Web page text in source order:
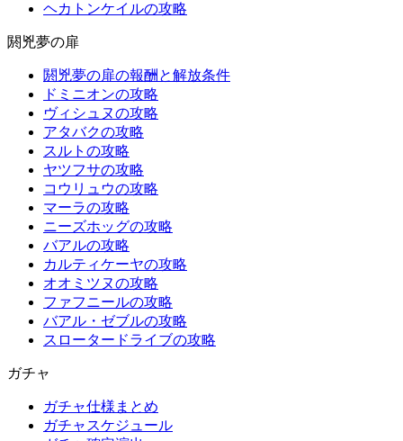
ヘカトンケイルの攻略
閼兇夢の扉
閼兇夢の扉の報酬と解放条件
ドミニオンの攻略
ヴィシュヌの攻略
アタバクの攻略
スルトの攻略
ヤツフサの攻略
コウリュウの攻略
マーラの攻略
ニーズホッグの攻略
バアルの攻略
カルティケーヤの攻略
オオミツヌの攻略
ファフニールの攻略
バアル・ゼブルの攻略
スロータードライブの攻略
ガチャ
ガチャ仕様まとめ
ガチャスケジュール